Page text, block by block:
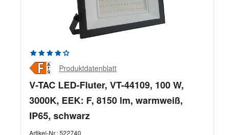
Durchschnittliche Bewertung von 4.33 von 5 Sternen
Produktdatenblatt
V-TAC LED-Fluter, VT-44109, 100 W,
3000K, EEK: F, 8150 lm, warmweiß,
IP65, schwarz
Artikel-Nr.:522740